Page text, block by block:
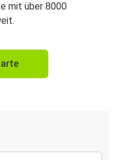
mit über 8000